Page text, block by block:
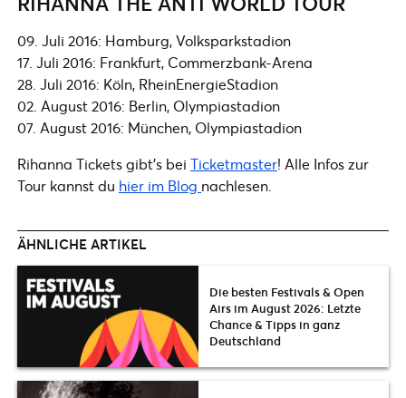
09. Juli 2016: Hamburg, Volksparkstadion
17. Juli 2016: Frankfurt, Commerzbank-Arena
28. Juli 2016: Köln, RheinEnergieStadion
02. August 2016: Berlin, Olympiastadion
07. August 2016: München, Olympiastadion
Rihanna Tickets gibt’s bei Ticketmaster! Alle Infos zur
Tour kannst du hier im Blog nachlesen.
ÄHNLICHE ARTIKEL
Die besten Festivals & Open
Airs im August 2026: Letzte
Chance & Tipps in ganz
Deutschland